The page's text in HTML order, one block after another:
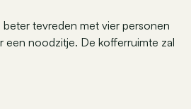
beter tevreden met vier personen
een noodzitje. De kofferruimte zal